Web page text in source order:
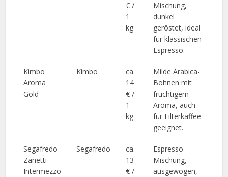
€ /
1
kg
Mischung,
dunkel
geröstet, ideal
für klassischen
Espresso.
Kimbo
Aroma
Gold
Kimbo
ca.
14
€ /
1
kg
Milde Arabica-
Bohnen mit
fruchtigem
Aroma, auch
für Filterkaffee
geeignet.
Segafredo
Zanetti
Intermezzo
Segafredo
ca.
13
€ /
Espresso-
Mischung,
ausgewogen,